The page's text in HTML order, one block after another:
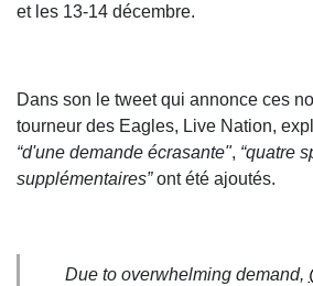
et les 13-14 décembre.
Dans son le tweet qui annonce ces
tourneur des Eagles, Live Nation,
“d'une demande écrasante", “quatre
supplémentaires”ont été ajoutés.
Due to overwhelming demand,